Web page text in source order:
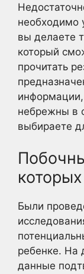
необходимо
вы делаете
который
прочитать
небрежны в
выбираете
Были
ребенке.
данные